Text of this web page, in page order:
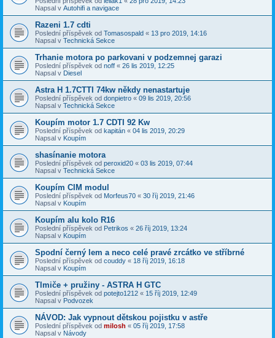
Napsal v Autohifi a navigace
Razeni 1.7 cdti
Poslední příspěvek od Tomasospald « 13 pro 2019, 14:16
Napsal v Technická Sekce
Trhanie motora po parkovani v podzemnej garazi
Poslední příspěvek od noff « 26 lis 2019, 12:25
Napsal v Diesel
Astra H 1.7CTTI 74kw někdy nenastartuje
Poslední příspěvek od donpietro « 09 lis 2019, 20:56
Napsal v Technická Sekce
Koupím motor 1.7 CDTI 92 Kw
Poslední příspěvek od kapitán « 04 lis 2019, 20:29
Napsal v Koupím
shasínanie motora
Poslední příspěvek od peroxid20 « 03 lis 2019, 07:44
Napsal v Technická Sekce
Koupím CIM modul
Poslední příspěvek od Morfeus70 « 30 říj 2019, 21:46
Napsal v Koupím
Koupím alu kolo R16
Poslední příspěvek od Petrikos « 26 říj 2019, 13:24
Napsal v Koupím
Spodní černý lem a neco celé pravé zrcátko ve stříbrné
Poslední příspěvek od couddy « 18 říj 2019, 16:18
Napsal v Koupím
Tlmiče + pružiny - ASTRA H GTC
Poslední příspěvek od potejto1212 « 15 říj 2019, 12:49
Napsal v Podvozek
NÁVOD: Jak vypnout dětskou pojistku v astře
Poslední příspěvek od milosh « 05 říj 2019, 17:58
Napsal v Návody